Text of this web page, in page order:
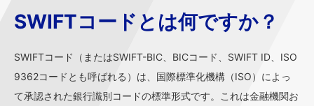
SWIFTコードとは何ですか？
SWIFTコード（またはSWIFT-BIC、BICコード、SWIFT ID、ISO
9362コードとも呼ばれる）は、国際標準化機構（ISO）によっ
て承認された銀行識別コードの標準形式です。これは金融機関お